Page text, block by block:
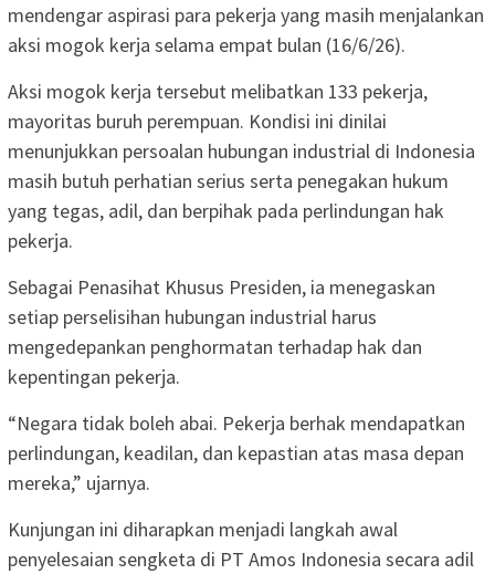
mendengar aspirasi para pekerja yang masih menjalankan
aksi mogok kerja selama empat bulan (16/6/26).
Aksi mogok kerja tersebut melibatkan 133 pekerja,
mayoritas buruh perempuan. Kondisi ini dinilai
menunjukkan persoalan hubungan industrial di Indonesia
masih butuh perhatian serius serta penegakan hukum
yang tegas, adil, dan berpihak pada perlindungan hak
pekerja.
Sebagai Penasihat Khusus Presiden, ia menegaskan
setiap perselisihan hubungan industrial harus
mengedepankan penghormatan terhadap hak dan
kepentingan pekerja.
“Negara tidak boleh abai. Pekerja berhak mendapatkan
perlindungan, keadilan, dan kepastian atas masa depan
mereka,” ujarnya.
Kunjungan ini diharapkan menjadi langkah awal
penyelesaian sengketa di PT Amos Indonesia secara adil